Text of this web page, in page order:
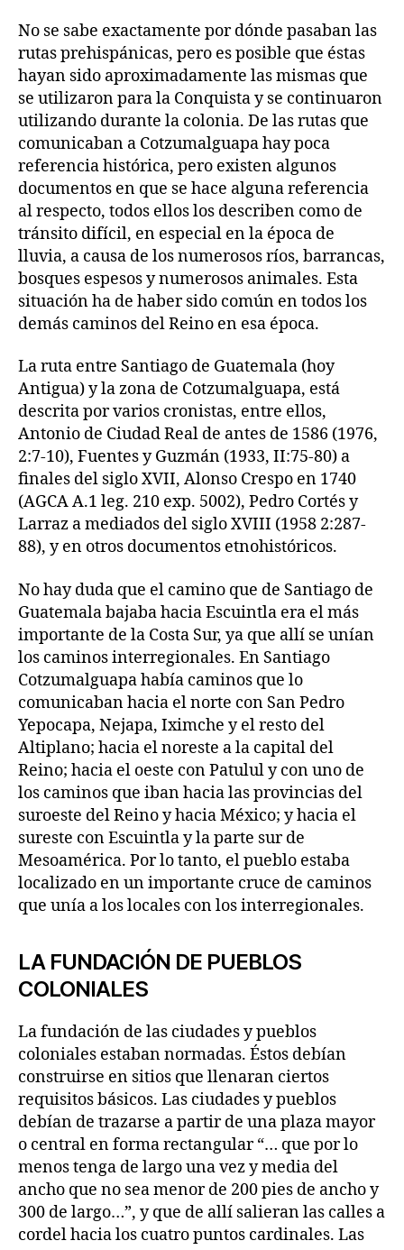
No se sabe exactamente por dónde pasaban las
rutas prehispánicas, pero es posible que éstas
hayan sido aproximadamente las mismas que
se utilizaron para la Conquista y se continuaron
utilizando durante la colonia. De las rutas que
comunicaban a Cotzumalguapa hay poca
referencia histórica, pero existen algunos
documentos en que se hace alguna referencia
al respecto, todos ellos los describen como de
tránsito difícil, en especial en la época de
lluvia, a causa de los numerosos ríos, barrancas,
bosques espesos y numerosos animales. Esta
situación ha de haber sido común en todos los
demás caminos del Reino en esa época.
La ruta entre Santiago de Guatemala (hoy
Antigua) y la zona de Cotzumalguapa, está
descrita por varios cronistas, entre ellos,
Antonio de Ciudad Real de antes de 1586 (1976,
2:7-10), Fuentes y Guzmán (1933, II:75-80) a
finales del siglo XVII, Alonso Crespo en 1740
(AGCA A.1 leg. 210 exp. 5002), Pedro Cortés y
Larraz a mediados del siglo XVIII (1958 2:287-
88), y en otros documentos etnohistóricos.
No hay duda que el camino que de Santiago de
Guatemala bajaba hacia Escuintla era el más
importante de la Costa Sur, ya que allí se unían
los caminos interregionales. En Santiago
Cotzumalguapa había caminos que lo
comunicaban hacia el norte con San Pedro
Yepocapa, Nejapa, Iximche y el resto del
Altiplano; hacia el noreste a la capital del
Reino; hacia el oeste con Patulul y con uno de
los caminos que iban hacia las provincias del
suroeste del Reino y hacia México; y hacia el
sureste con Escuintla y la parte sur de
Mesoamérica. Por lo tanto, el pueblo estaba
localizado en un importante cruce de caminos
que unía a los locales con los interregionales.
LA FUNDACIÓN DE PUEBLOS
COLONIALES
La fundación de las ciudades y pueblos
coloniales estaban normadas. Éstos debían
construirse en sitios que llenaran ciertos
requisitos básicos. Las ciudades y pueblos
debían de trazarse a partir de una plaza mayor
o central en forma rectangular “… que por lo
menos tenga de largo una vez y media del
ancho que no sea menor de 200 pies de ancho y
300 de largo…”, y que de allí salieran las calles a
cordel hacia los cuatro puntos cardinales. Las